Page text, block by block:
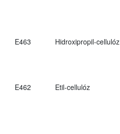
E463 Hidroxipropil-cellulóz
E462 Etil-cellulóz